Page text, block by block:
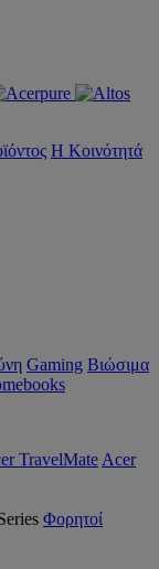
Η Κοινότητά
Gaming Βιώσιμα
TravelMate Acer
Φορητοί